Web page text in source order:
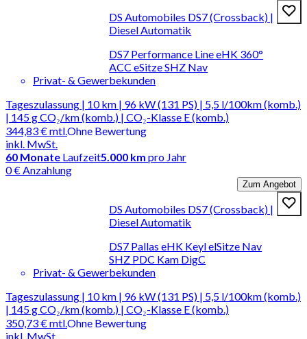
DS Automobiles DS7 (Crossback) |
Diesel Automatik
DS7 Performance Line eHK 360°
ACC eSitze SHZ Nav
Privat- & Gewerbekunden
Tageszulassung | 10 km | 96 kW (131 PS) | 5,5 l/100km (komb.)
| 145 g CO₂/km (komb.) | CO₂-Klasse E (komb.)
344,83 €mtl.
inkl. MwSt.
Ohne Bewertung
60 Monate Laufzeit5.000 km pro Jahr
0 € Anzahlung
Zum Angebot
DS Automobiles DS7 (Crossback) |
Diesel Automatik
DS7 Pallas eHK Keyl elSitze Nav
SHZ PDC Kam DigC
Privat- & Gewerbekunden
Tageszulassung | 10 km | 96 kW (131 PS) | 5,5 l/100km (komb.)
| 145 g CO₂/km (komb.) | CO₂-Klasse E (komb.)
350,73 €mtl.
inkl. MwSt.
Ohne Bewertung